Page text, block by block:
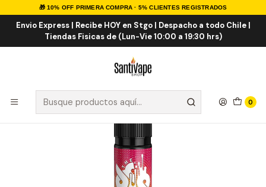
🎁 10% OFF PRIMERA COMPRA · 5% CLIENTES REGISTRADOS
Envio Express | Recibe HOY en Stgo | Despacho a todo Chile |
Tiendas Fisicas de (Lun-Vie 10:00 a 19:30 hrs)
0
Inicio E-LIQUID IMPORTADOS Eliquid Importados 60ml
Arch 60ml